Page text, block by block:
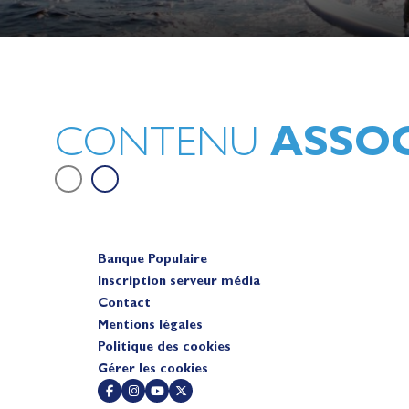
CONTENU
Lauriane Nolot en or à Long
Banque Populaire
Inscription serveur média
Contact
Mentions légales
Politique des cookies
Gérer les cookies